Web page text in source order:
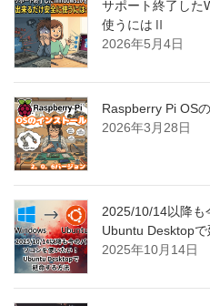
サポート終了した
使うにはⅡ
2026年5月4日
Raspberry Pi OS
2026年3月28日
2025/10/14以降も
Ubuntu Desktop
2025年10月14日